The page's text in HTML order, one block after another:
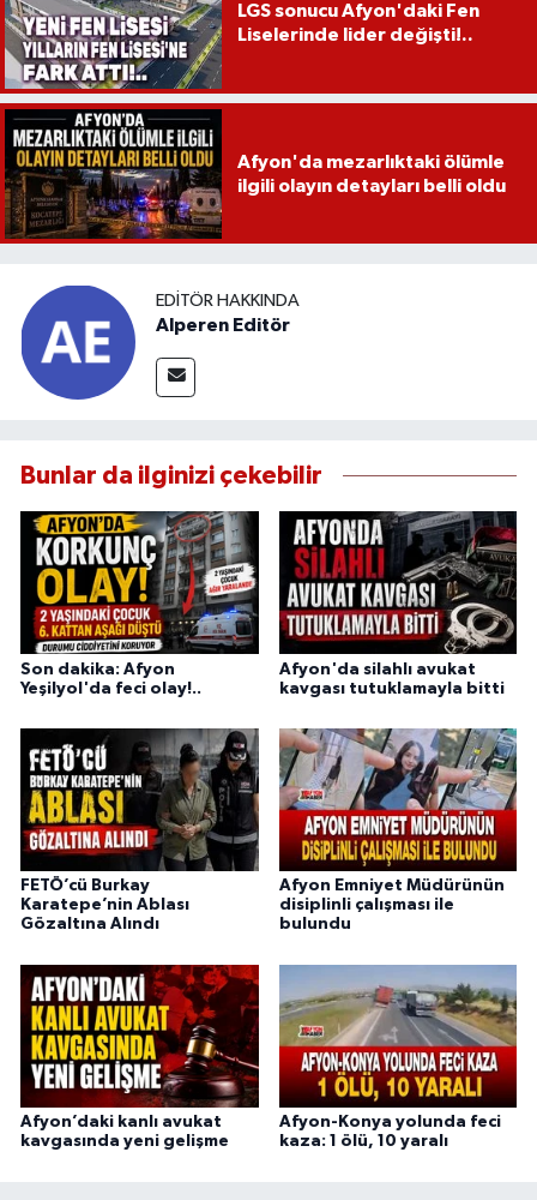
LGS sonucu Afyon'daki Fen
Liselerinde lider değişti!..
Afyon'da mezarlıktaki ölümle
ilgili olayın detayları belli oldu
EDITÖR HAKKINDA
Alperen Editör
Bunlar da ilginizi çekebilir
Son dakika: Afyon
Yeşilyol'da feci olay!..
Afyon'da silahlı avukat
kavgası tutuklamayla bitti
FETÖ’cü Burkay
Karatepe’nin Ablası
Gözaltına Alındı
Afyon Emniyet Müdürünün
disiplinli çalışması ile
bulundu
Afyon’daki kanlı avukat
kavgasında yeni gelişme
Afyon-Konya yolunda feci
kaza: 1 ölü, 10 yaralı